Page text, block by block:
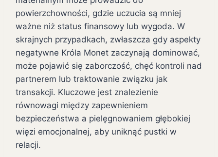
powierzchowności, gdzie uczucia są mniej
ważne niż status finansowy lub wygoda. W
skrajnych przypadkach, zwłaszcza gdy aspekty
negatywne Króla Monet zaczynają dominować,
może pojawić się zaborczość, chęć kontroli nad
partnerem lub traktowanie związku jak
transakcji. Kluczowe jest znalezienie
równowagi między zapewnieniem
bezpieczeństwa a pielęgnowaniem głębokiej
więzi emocjonalnej, aby uniknąć pustki w
relacji.